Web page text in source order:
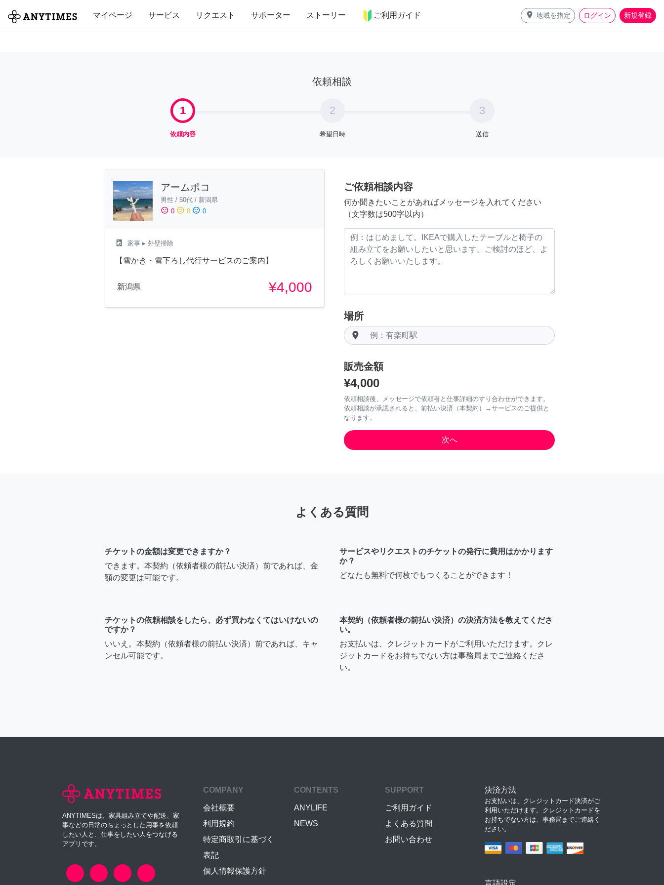
マイページ サービス リクエスト サポーター ストーリー ご利用ガイド place 地域を指定 ログイン 新規登録
全て 修理・組立 家事 引っ越し インテリア 趣味・習い事 ペット 料理
依頼相談
1
依頼内容
2
希望日時
3
送信
アームポコ
男性 / 50代 / 新潟県
sentiment_satisfied 0 sentiment_neutral 0 sentiment_dissatisfied 0
local_laundry_service 家事 ▸ 外壁掃除
【雪かき・雪下ろし代行サービスのご案内】
新潟県 ¥4,000
ご依頼相談内容
何か聞きたいことがあればメッセージを入れてください
（文字数は500字以内）
場所
room
販売金額
¥4,000
依頼相談後、メッセージで依頼者と仕事詳細のすり合わせができます。
依頼相談が承認されると、前払い決済（本契約）→サービスのご提供と
なります。
よくある質問
チケットの金額は変更できますか？
できます。本契約（依頼者様の前払い決済）前であれば、金
額の変更は可能です。
サービスやリクエストのチケットの発行に費用はかかります
か？
どなたも無料で何枚でもつくることができます！
チケットの依頼相談をしたら、必ず買わなくてはいけないの
ですか？
いいえ。本契約（依頼者様の前払い決済）前であれば、キャ
ンセル可能です。
本契約（依頼者様の前払い決済）の決済方法を教えてくださ
い。
お支払いは、クレジットカードがご利用いただけます。クレ
ジットカードをお持ちでない方は事務局までご連絡くださ
い。
ANYTIMESは、家具組み立てや配送、家
事などの日常のちょっとした用事を依頼
したい人と、仕事をしたい人をつなげる
アプリです。
COMPANY
会社概要
利用規約
特定商取引に基づく
表記
個人情報保護方針
CONTENTS
ANYLIFE
NEWS
SUPPORT
ご利用ガイド
よくある質問
お問い合わせ
決済方法
お支払いは、クレジットカード決済がご
利用いただけます。クレジットカードを
お持ちでない方は、事務局までご連絡く
ださい。
言語設定